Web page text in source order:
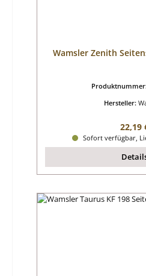
Wamsler Zenith
Hersteller:
22,19
Sofort verfügbar,